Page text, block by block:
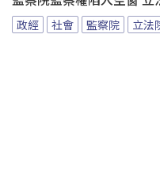
政經 社會 監察院 立法